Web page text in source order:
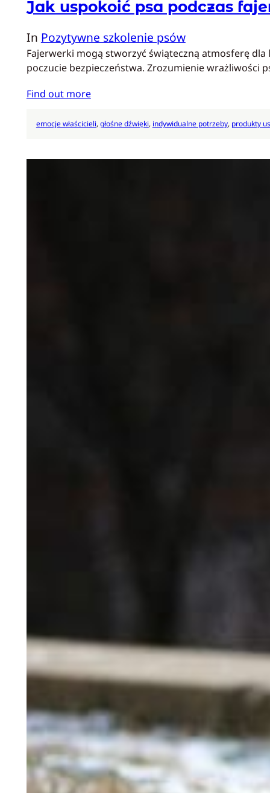
Jak uspokoić psa podczas
In Pozytywne szkolenie psów
Fajerwerki mogą stworzyć świąteczną atmosferę
poczucie bezpieczeństwa. Zrozumienie wrażliwości
Find out more
emocje właścicieli, głośne dźwięki, indywidualne potrzeby, produkty